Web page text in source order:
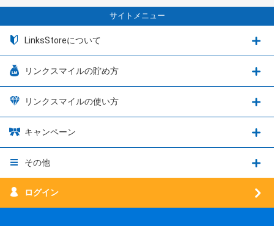
サイトメニュー
LinksStoreについて
リンクスマイルの貯め方
リンクスマイルの使い方
キャンペーン
その他
ログイン